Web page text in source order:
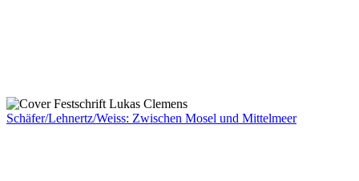
Schäfer/Lehnertz/Weiss: Zwischen Mosel und Mittelmeer